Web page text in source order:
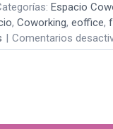
Espacio
, Coworking, eoffice,
| Comentarios